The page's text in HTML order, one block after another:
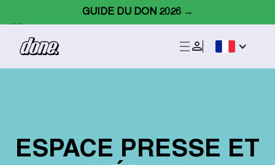
GUIDE DU DON 2026 →
ESPACE PRESSE ET